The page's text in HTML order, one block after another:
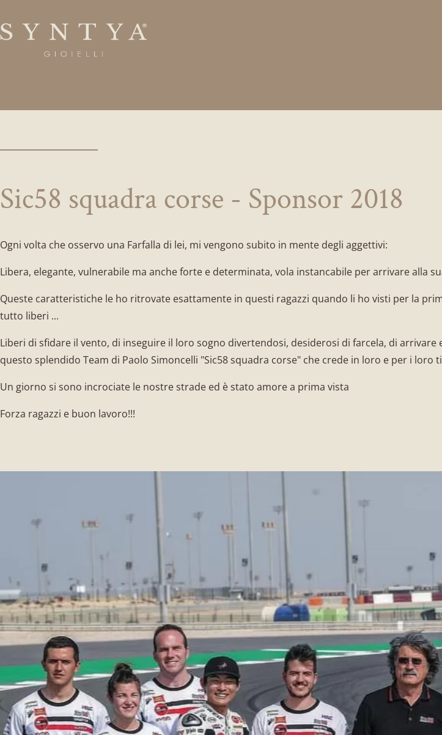
Sic58 squadra corse - Sponsor 2018
Ogni volta che osservo una Farfalla di lei, mi vengono subito in mente degli aggettivi:
Libera, elegante, vulnerabile ma anche forte e determinata, vola instancabile per arrivare alla
Queste caratteristiche le ho ritrovate esattamente in questi ragazzi quando li ho visti per la
tutto liberi ...
Liberi di sfidare il vento, di inseguire il loro sogno divertendosi, desiderosi di farcela, di
questo splendido Team di Paolo Simoncelli "Sic58 squadra corse" che crede in loro e per i loro
Un giorno si sono incrociate le nostre strade ed è stato amore a prima vista
Forza ragazzi e buon lavoro!!!